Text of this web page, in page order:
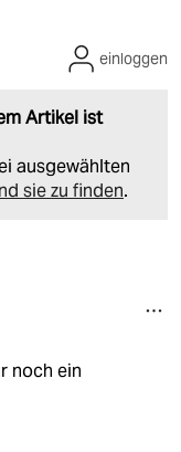
Artikel ist
ausgewählten
sie zu finden.
einloggen
noch ein